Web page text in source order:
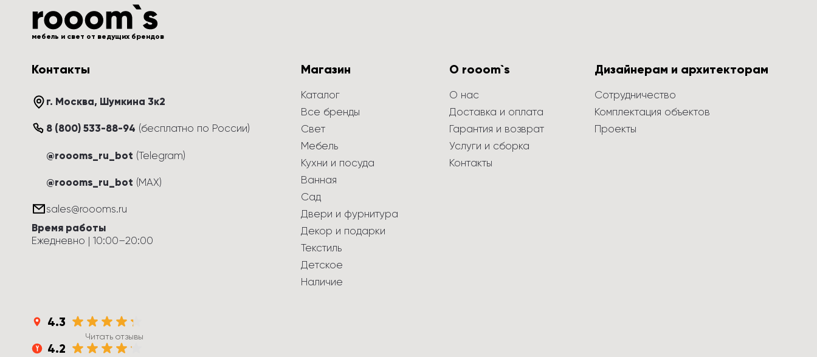
мебель и свет от ведущих брендов
Контакты
г. Москва, Шумкина 3к2
8 (800) 533-88-94 (бесплатно по России)
@roooms_ru_bot (Telegram)
@roooms_ru_bot (MAX)
sales@roooms.ru
Время работы
Ежедневно | 10:00–20:00
4.3
Читать отзывы
4.2
Магазин
Каталог
Все бренды
Свет
Мебель
Кухни и посуда
Ванная
Сад
Двери и фурнитура
Декор и подарки
Текстиль
Детское
Наличие
О rooom`s
О нас
Доставка и оплата
Гарантия и возврат
Услуги и сборка
Контакты
Дизайнерам и архитекторам
Сотрудничество
Комплектация объектов
Проекты